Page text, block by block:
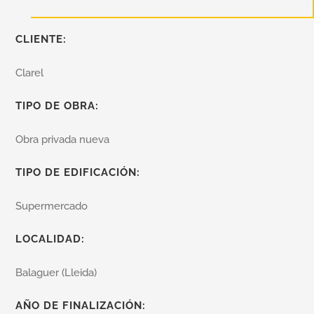
CLIENTE:
Clarel
TIPO DE OBRA:
Obra privada nueva
TIPO DE EDIFICACIÓN:
Supermercado
LOCALIDAD:
Balaguer (Lleida)
AÑO DE FINALIZACIÓN: